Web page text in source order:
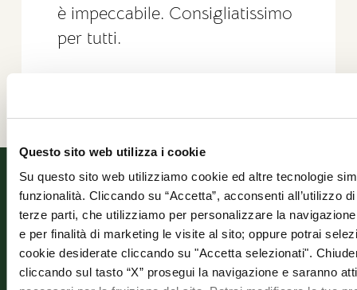
Questo sito web utilizza i cookie
Su questo sito web utilizziamo cookie ed altre tecnologie
funzionalità. Cliccando su “Accetta”, acconsenti all’utilizzo
terze parti, che utilizziamo per personalizzare la
e per finalità di marketing le visite al sito; oppure potrai
cookie desiderate cliccando su "Accetta selezionati".
cliccando sul tasto “X” prosegui la navigazione e saranno
è impeccabile. Consigliatissimo
per tutti.
HOTEL
VILLA
SUITE
&
CAMERE
RISTORANTI
Prenota
un
tavolo
OFFERTE
Vedi
tutte le
Offerte
146,